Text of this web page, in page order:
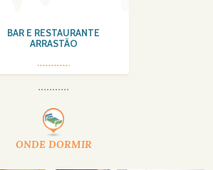
BAR E RESTAURANTE
ARRASTÃO
ONDE DORMIR